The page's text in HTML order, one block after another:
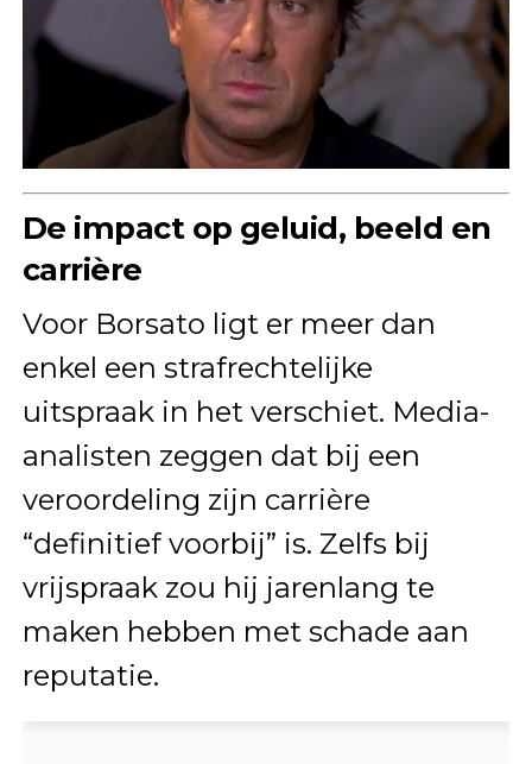
De impact op geluid, beeld en
carrière
Voor Borsato ligt er meer dan
enkel een strafrechtelijke
uitspraak in het verschiet. Media-
analisten zeggen dat bij een
veroordeling zijn carrière
“definitief voorbij” is. Zelfs bij
vrijspraak zou hij jarenlang te
maken hebben met schade aan
reputatie.